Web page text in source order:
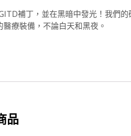
補丁，並在黑暗中發光！我們
療裝備，不論白天和黑夜。
品